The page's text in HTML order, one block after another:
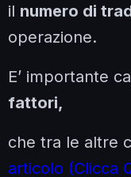
il numero di
operazione.
E’ importante
fattori,
che tra le altre
articolo (Clicca